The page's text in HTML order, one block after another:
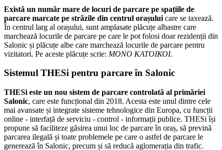
Există un număr mare de locuri de parcare pe spațiile de
parcare marcate pe străzile din centrul orașului care se taxează.
În centrul larg al orașului, sunt amplasate plăcuțe albastre care
marchează locurile de parcare pe care le pot folosi doar rezidenții din
Salonic și plăcuțe albe care marchează locurile de parcare pentru
vizitatori. Pe aceste plăcuțe scrie: ΜΟΝΟ ΚΑΤΟΙΚΟΙ.
Sistemul THESi pentru parcare în Salonic
THESi este un nou sistem de parcare controlată al primăriei
Salonic, care este funcțional din 2018. Acesta este unul dintre cele
mai avansate și integrate sisteme tehnologice din Europa, cu funcții
online - interfață de serviciu - control - informații publice. THESi își
propune să faciliteze găsirea unui loc de parcare în oraș, să prevină
parcarea ilegală și toate problemele pe care o astfel de parcare le
generează în Salonic, precum și să reducă aglomerația din trafic.